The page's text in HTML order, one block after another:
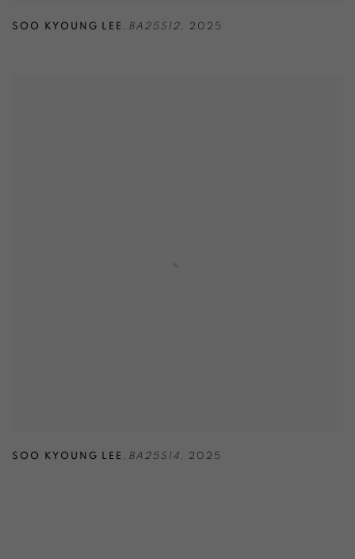
SOO KYOUNG LEE , BA25S12 , 2025
SOO KYOUNG LEE , BA25S14 , 2025